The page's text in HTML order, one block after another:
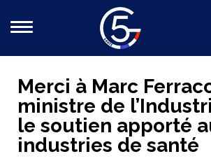
Qui sommes-nous ?
Présentation du G5 Santé
Présentation des dirigeants
Un poids économique majeur
Merci à Marc
ministre de
le soutien apporté
industries de santé